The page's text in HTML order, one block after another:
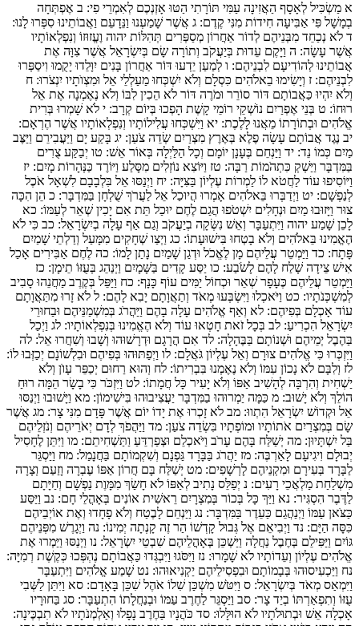
א מַשְׂכִּיל לְאָסָף הַאֲזִינָה עַמִּי תּוֹרָתִי הַטּוּ אָזְנְכֶם לְאִמְרֵי פִי: ב אֶפְתְּחָה
בְמָשָׁל פִּי אַבִּיעָה חִידוֹת מִנִּי קֶדֶם: ג אֲשֶׁר שָׁמַעְנוּ וַנֵּדָעֵם וַאֲבוֹתֵינוּ סִפְּרוּ לָנוּ:
ד לֹא נְכַחֵד מִבְּנֵיהֶם לְדוֹר אַחֲרוֹן מְסַפְּרִים תְּהִלּוֹת יהוה וֶעֱזוּזוֹ וְנִפְלְאוֹתָיו
אֲשֶׁר עָשָׂה: ה וַיָּקֶם עֵדוּת בְּיַעֲקֹב וְתוֹרָה שָׂם בְּיִשְׂרָאֵל אֲשֶׁר צִוָּה אֶת
אֲבוֹתֵינוּ לְהוֹדִיעָם לִבְנֵיהֶם: ו לְמַעַן יֵדְעוּ דּוֹר אַחֲרוֹן בָּנִים יִוָּלֵדוּ יָקֻמוּ וִיסַפְּרוּ
לִבְנֵיהֶם: ז וְיָשִׂימוּ בֵאלֹהִים כִּסְלָם וְלֹא יִשְׁכְּחוּ מַעַלְלֵי אֵל וּמִצְוֺתָיו יִנְצֹרוּ: ח
וְלֹא יִהְיוּ כַּאֲבוֹתָם דּוֹר סוֹרֵר וּמֹרֶה דּוֹר לֹא הֵכִין לִבּוֹ וְלֹא נֶאֶמְנָה אֶת אֵל
רוּחוֹ: ט בְּנֵי אֶפְרַיִם נוֹשְׁקֵי רוֹמֵי קָשֶׁת הָפְכוּ בְּיוֹם קְרָב: י לֹא שָׁמְרוּ בְּרִית
אֱלֹהִים וּבְתוֹרָתוֹ מֵאֲנוּ לָלֶכֶת: יא וַיִּשְׁכְּחוּ עֲלִילוֹתָיו וְנִפְלְאוֹתָיו אֲשֶׁר הֶרְאָם:
יב נֶגֶד אֲבוֹתָם עָשָׂה פֶלֶא בְּאֶרֶץ מִצְרַיִם שְׂדֵה צֹעַן: יג בָּקַע יָם וַיַּעֲבִירֵם וַיַּצֶּב
מַיִם כְּמוֹ נֵד: יד וַיַּנְחֵם בֶּעָנָן יוֹמָם וְכָל הַלַּיְלָה בְּאוֹר אֵשׁ: טו יְבַקַּע צֻרִים
בַּמִּדְבָּר וַיַּשְׁקְ כִּתְהֹמוֹת רַבָּה: טז וַיּוֹצִא נוֹזְלִים מִסָּלַע וַיּוֹרֶד כַּנְּהָרוֹת מָיִם: יז
וַיּוֹסִיפוּ עוֹד לַחֲטֹא לוֹ לַמְרוֹת עֶלְיוֹן בַּצִּיָּה: יח וַיְנַסּוּ אֵל בִּלְבָבָם לִשְׁאָל אֹכֶל
לְנַפְשָׁם: יט וַיְדַבְּרוּ בֵּאלֹהִים אָמְרוּ הֲיוּכַל אֵל לַעֲרֹךְ שֻׁלְחָן בַּמִּדְבָּר: כ הֵן הִכָּה
צוּר וַיָּזוּבוּ מַיִם וּנְחָלִים יִשְׁטֹפוּ הֲגַם לֶחֶם יוּכַל תֵּת אִם יָכִין שְׁאֵר לְעַמּוֹ: כא
לָכֵן שָׁמַע יהוה וַיִּתְעַבָּר וְאֵשׁ נִשְּׂקָה בְיַעֲקֹב וְגַם אַף עָלָה בְיִשְׂרָאֵל: כב כִּי לֹא
הֶאֱמִינוּ בֵּאלֹהִים וְלֹא בָטְחוּ בִּישׁוּעָתוֹ: כג וַיְצַו שְׁחָקִים מִמָּעַל וְדַלְתֵי שָׁמַיִם
פָּתָח: כד וַיַּמְטֵר עֲלֵיהֶם מָן לֶאֱכֹל וּדְגַן שָׁמַיִם נָתַן לָמוֹ: כה לֶחֶם אַבִּירִים אָכַל
אִישׁ צֵידָה שָׁלַח לָהֶם לָשֹׂבַע: כו יַסַּע קָדִים בַּשָּׁמָיִם וַיְנַהֵג בְּעֻזּוֹ תֵימָן: כז
וַיַּמְטֵר עֲלֵיהֶם כֶּעָפָר שְׁאֵר וּכְחוֹל יַמִּים עוֹף כָּנָף: כח וַיַּפֵּל בְּקֶרֶב מַחֲנֵהוּ סָבִיב
לְמִשְׁכְּנֹתָיו: כט וַיֹּאכְלוּ וַיִּשְׂבְּעוּ מְאֹד וְתַאֲוָתָם יָבִא לָהֶם: ל לֹא זָרוּ מִתַּאֲוָתָם
עוֹד אָכְלָם בְּפִיהֶם: לא וְאַף אֱלֹהִים עָלָה בָהֶם וַיַּהֲרֹג בְּמִשְׁמַנֵּיהֶם וּבַחוּרֵי
יִשְׂרָאֵל הִכְרִיעַ: לב בְּכָל זֹאת חָטְאוּ עוֹד וְלֹא הֶאֱמִינוּ בְּנִפְלְאוֹתָיו: לג וַיְכַל
בַּהֶבֶל יְמֵיהֶם וּשְׁנוֹתָם בַּבֶּהָלָה: לד אִם הֲרָגָם וּדְרָשׁוּהוּ וְשָׁבוּ וְשִׁחֲרוּ אֵל: לה
וַיִּזְכְּרוּ כִּי אֱלֹהִים צוּרָם וְאֵל עֶלְיוֹן גֹּאֲלָם: לו וַיְפַתּוּהוּ בְּפִיהֶם וּבִלְשׁוֹנָם יְכַזְּבוּ לוֹ:
לז וְלִבָּם לֹא נָכוֹן עִמּוֹ וְלֹא נֶאֶמְנוּ בִּבְרִיתוֹ: לח וְהוּא רַחוּם יְכַפֵּר עָוֺן וְלֹא
יַשְׁחִית וְהִרְבָּה לְהָשִׁיב אַפּוֹ וְלֹא יָעִיר כָּל חֲמָתוֹ: לט וַיִּזְכֹּר כִּי בָשָׂר הֵמָּה רוּחַ
הוֹלֵךְ וְלֹא יָשׁוּב: מ כַּמָּה יַמְרוּהוּ בַמִּדְבָּר יַעֲצִיבוּהוּ בִּישִׁימוֹן: מא וַיָּשׁוּבוּ וַיְנַסּוּ
אֵל וּקְדוֹשׁ יִשְׂרָאֵל הִתְווּ: מב לֹא זָכְרוּ אֶת יָדוֹ יוֹם אֲ‍שֶׁר פָּדָם מִנִּי צָר: מג אֲשֶׁר
שָׂם בְּמִצְרַיִם אֹתוֹתָיו וּמוֹפְתָיו בִּשְׂדֵה צֹעַן: מד וַיַּהֲפֹךְ לְדָם יְאֹרֵיהֶם וְנֹזְלֵיהֶם
בַּל יִשְׁתָּיוּן: מה יְשַׁלַּח בָּהֶם עָרֹב וַיֹּאכְלֵם וּצְפַרְדֵּעַ וַתַּשְׁחִיתֵם: מו וַיִּתֵּן לֶחָסִיל
יְבוּלָם וִיגִיעָם לָאַרְבֶּה: מז יַהֲרֹג בַּבָּרָד גַּפְנָם וְשִׁקְמוֹתָם בַּחֲנָמַל: מח וַיַּסְגֵּר
לַבָּרָד בְּעִירָם וּמִקְנֵיהֶם לָרְשָׁפִים: מט יְשַׁלַּח בָּם חֲרוֹן אַפּוֹ עֶבְרָה וָזַעַם וְצָרָה
מִשְׁלַחַת מַלְאֲכֵי רָעִים: נ יְפַלֵּס נָתִיב לְאַפּוֹ לֹא חָשַׂךְ מִמָּוֶת נַפְשָׁם וְחַיָּתָם
לַדֶּבֶר הִסְגִּיר: נא וַיַּךְ כָּל בְּכוֹר בְּמִצְרָיִם רֵאשִׁית אוֹנִים בְּאָהֳלֵי חָם: נב וַיַּסַּע
כַּצֹּאן עַמּוֹ וַיְנַהֲגֵם כַּעֵדֶר בַּמִּדְבָּר: נג וַיַּנְחֵם לָבֶטַח וְלֹא פָחָדוּ וְאֶת אוֹיְבֵיהֶם
כִּסָּה הַיָּם: נד וַיְבִיאֵם אֶל גְּבוּל קָדְשׁוֹ הַר זֶה קָנְתָה יְמִינוֹ: נה וַיְגָרֶשׁ מִפְּנֵיהֶם
גּוֹיִם וַיַּפִּילֵם בְּחֶבֶל נַחֲלָה וַיַּשְׁכֵּן בְּאָהֳלֵיהֶם שִׁבְטֵי יִשְׂרָאֵל: נו וַיְנַסּוּ וַיַּמְרוּ אֶת
אֱלֹהִים עֶלְיוֹן וְעֵדוֹתָיו לֹא שָׁמָרוּ: נז וַיִּסֹּגוּ וַיִּבְגְּדוּ כַּאֲבוֹתָם נֶהְפְּכוּ כְּקֶשֶׁת רְמִיָּה:
נח וַיַּכְעִיסוּהוּ בְּבָמוֹתָם וּבִפְסִילֵיהֶם יַקְנִיאוּהוּ: נט שָׁמַע אֱלֹהִים וַיִּתְעַבָּר
וַיִּמְאַס מְאֹד בְּיִשְׂרָאֵל: ס וַיִּטֹּשׁ מִשְׁכַּן שִׁלוֹ אֹהֶל שִׁכֵּן בָּאָדָם: סא וַיִּתֵּן לַשְּׁבִי
עֻזּוֹ וְתִפְאַרְתּוֹ בְיַד צָר: סב וַיַּסְגֵּר לַחֶרֶב עַמּוֹ וּבְנַחֲלָתוֹ הִתְעַבָּר: סג בַּחוּרָיו
אָכְלָה אֵשׁ וּבְתוּלֹתָיו לֹא הוּלָּלוּ: סד כֹּהֲנָיו בַּחֶרֶב נָפָלוּ וְאַלְמְנֹתָיו לֹא תִבְכֶּינָה: